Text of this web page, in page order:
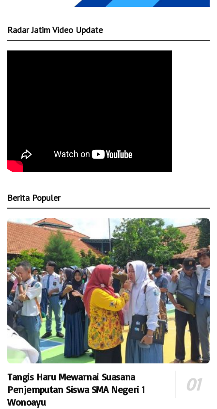
Radar Jatim Video Update
Berita Populer
Tangis Haru Mewarnai Suasana
Penjemputan Siswa SMA Negeri 1
Wonoayu